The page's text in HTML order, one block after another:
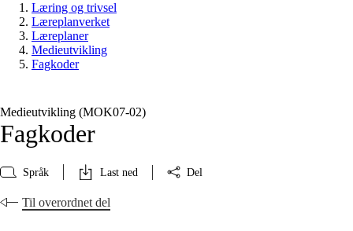
Læring og trivsel
Læreplanverket
Læreplaner
Medieutvikling
Fagkoder
Medieutvikling (MOK07‑02)
Fagkoder
Språk Last ned Del
Til overordnet del